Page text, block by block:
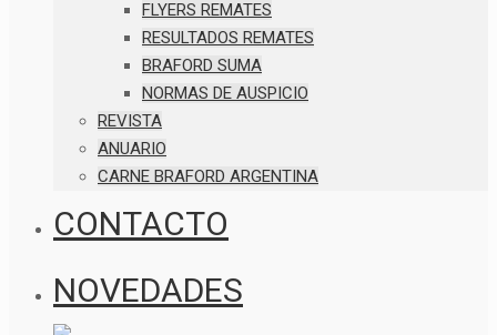
FLYERS REMATES
RESULTADOS REMATES
BRAFORD SUMA
NORMAS DE AUSPICIO
REVISTA
ANUARIO
CARNE BRAFORD ARGENTINA
CONTACTO
NOVEDADES